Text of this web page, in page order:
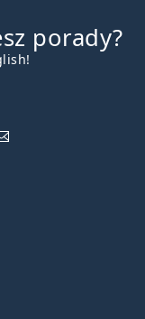
porady?